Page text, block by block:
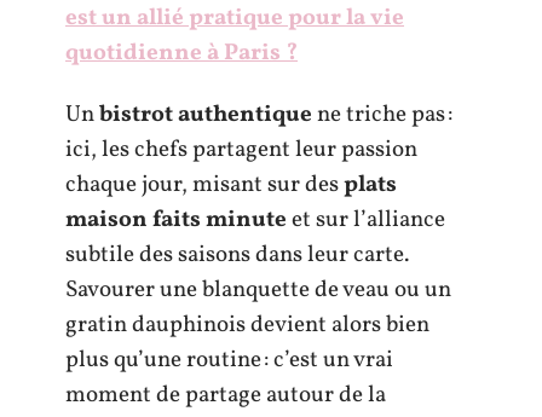
est un allié pratique pour la vie
quotidienne à Paris ?
Unbistrot authentiquene triche pas :
ici, les chefs partagent leur passion
chaque jour, misant sur desplats
maison faits minuteet sur l’alliance
subtile des saisons dans leur carte.
Savourer une blanquette de veau ou un
gratin dauphinois devient alors bien
plus qu’une routine : c’est un vrai
moment de partage autour de la